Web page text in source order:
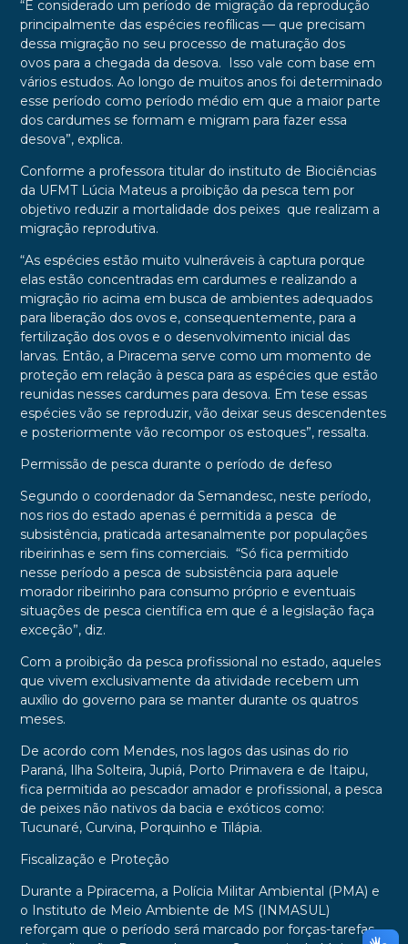
“É considerado um período de migração da reprodução
principalmente das espécies reofílicas — que precisam
dessa migração no seu processo de maturação dos
ovos para a chegada da desova. Isso vale com base em
vários estudos. Ao longo de muitos anos foi determinado
esse período como período médio em que a maior parte
dos cardumes se formam e migram para fazer essa
desova”, explica.
Conforme a professora titular do instituto de Biociências
da UFMT Lúcia Mateus a proibição da pesca tem por
objetivo reduzir a mortalidade dos peixes que realizam a
migração reprodutiva.
“As espécies estão muito vulneráveis à captura porque
elas estão concentradas em cardumes e realizando a
migração rio acima em busca de ambientes adequados
para liberação dos ovos e, consequentemente, para a
fertilização dos ovos e o desenvolvimento inicial das
larvas. Então, a Piracema serve como um momento de
proteção em relação à pesca para as espécies que estão
reunidas nesses cardumes para desova. Em tese essas
espécies vão se reproduzir, vão deixar seus descendentes
e posteriormente vão recompor os estoques”, ressalta.
Permissão de pesca durante o período de defeso
Segundo o coordenador da Semandesc, neste período,
nos rios do estado apenas é permitida a pesca de
subsistência, praticada artesanalmente por populações
ribeirinhas e sem fins comerciais. “Só fica permitido
nesse período a pesca de subsistência para aquele
morador ribeirinho para consumo próprio e eventuais
situações de pesca científica em que é a legislação faça
exceção”, diz.
Com a proibição da pesca profissional no estado, aqueles
que vivem exclusivamente da atividade recebem um
auxílio do governo para se manter durante os quatros
meses.
De acordo com Mendes, nos lagos das usinas do rio
Paraná, Ilha Solteira, Jupiá, Porto Primavera e de Itaipu,
fica permitida ao pescador amador e profissional, a pesca
de peixes não nativos da bacia e exóticos como:
Tucunaré, Curvina, Porquinho e Tilápia.
Fiscalização e Proteção
Durante a Ppiracema, a Polícia Militar Ambiental (PMA) e
o Instituto de Meio Ambiente de MS (INMASUL)
reforçam que o período será marcado por forças-tarefas